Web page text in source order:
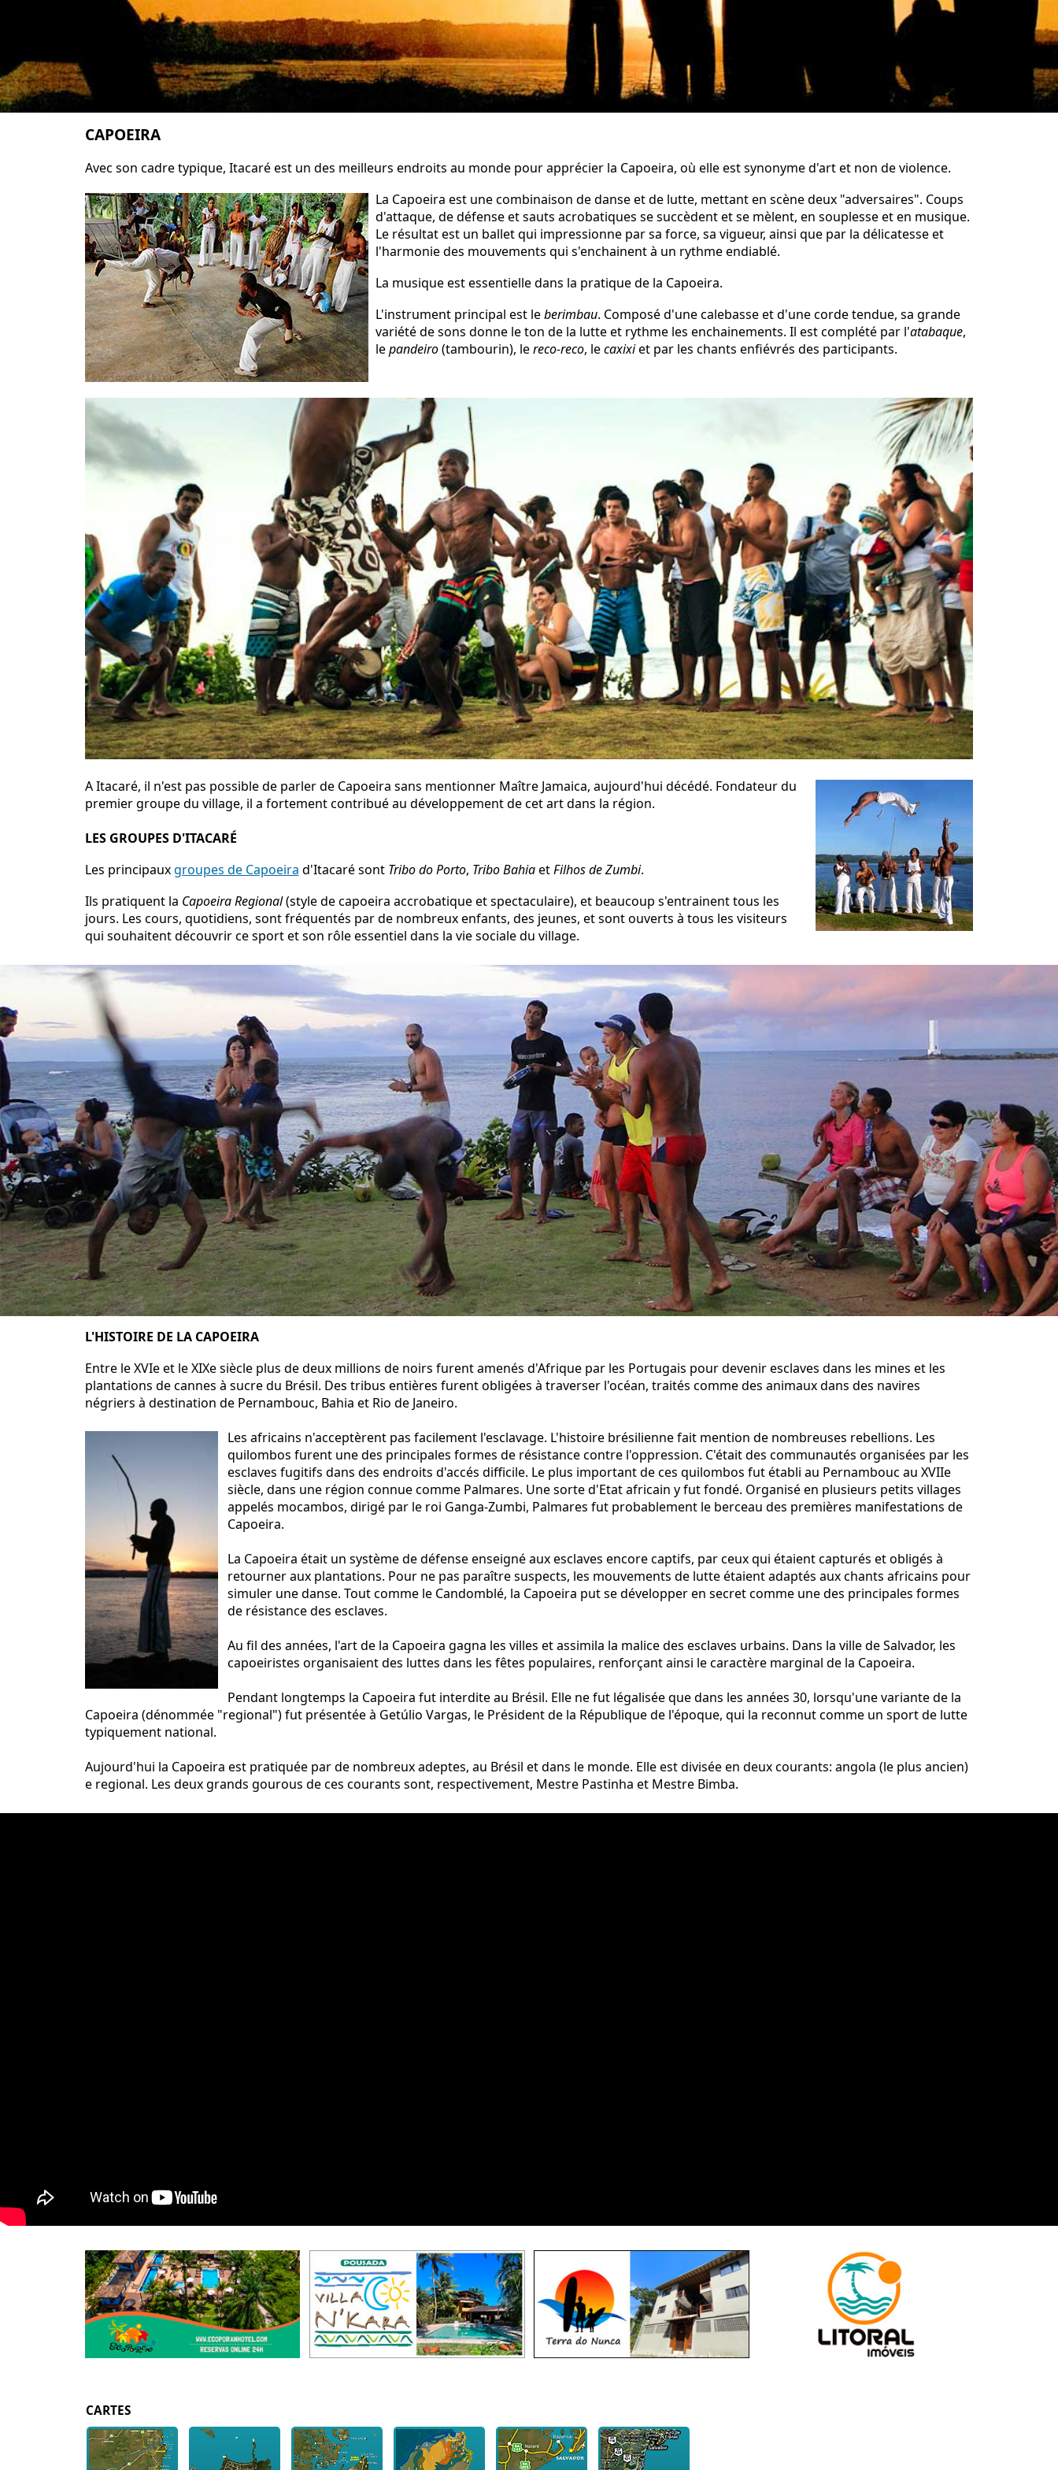
CAPOEIRA
Avec son cadre typique, Itacaré est un des meilleurs endroits au monde pour apprécier la Capoeira, où elle est synonyme d'art et non de violence.
La Capoeira est une combinaison de danse et de lutte, mettant en scène deux "adversaires". Coups
d'attaque, de défense et sauts acrobatiques se succèdent et se mèlent, en souplesse et en musique.
Le résultat est un ballet qui impressionne par sa force, sa vigueur, ainsi que par la délicatesse et
l'harmonie des mouvements qui s'enchainent à un rythme endiablé.
La musique est essentielle dans la pratique de la Capoeira.
L'instrument principal est leberimbau. Composé d'une calebasse et d'une corde tendue, sa grande
variété de sons donne le ton de la lutte et rythme les enchainements. Il est complété par l'atabaque,
lepandeiro(tambourin), lereco-reco, lecaxixiet par les chants enfiévrés des participants.
A Itacaré, il n'est pas possible de parler de Capoeira sans mentionner Maître Jamaica, aujourd'hui décédé. Fondateur du
premier groupe du village, il a fortement contribué au développement de cet art dans la région.
LES GROUPES D'ITACARÉ
Les principauxgroupes de Capoeira d'Itacaré sont Tribo do Porto, Tribo BahiaetFilhos de Zumbi.
Ils pratiquent la Capoeira Regional(style de capoeira accrobatique et spectaculaire), et beaucoup s'entrainent tous les
jours. Les cours, quotidiens, sont fréquentés par de nombreux enfants, des jeunes, et sont ouverts à tous les visiteurs
qui souhaitent découvrir ce sport et son rôle essentiel dans la vie sociale du village.
L'HISTOIRE DE LA CAPOEIRA
Entre le XVIe et le XIXe siècle plus de deux millions de noirs furent amenés d'Afrique par les Portugais pour devenir esclaves dans les mines et les
plantations de cannes à sucre du Brésil. Des tribus entières furent obligées à traverser l'océan, traités comme des animaux dans des navires
négriers à destination de Pernambouc, Bahia et Rio de Janeiro.
Les africains n'acceptèrent pas facilement l'esclavage. L'histoire brésilienne fait mention de nombreuses rebellions. Les
quilombos furent une des principales formes de résistance contre l'oppression. C'était des communautés organisées par les
esclaves fugitifs dans des endroits d'accés difficile. Le plus important de ces quilombos fut établi au Pernambouc au XVIIe
siècle, dans une région connue comme Palmares. Une sorte d'Etat africain y fut fondé. Organisé en plusieurs petits villages
appelés mocambos, dirigé par le roi Ganga-Zumbi, Palmares fut probablement le berceau des premières manifestations de
Capoeira.
La Capoeira était un système de défense enseigné aux esclaves encore captifs, par ceux qui étaient capturés et obligés à
retourner aux plantations. Pour ne pas paraître suspects, les mouvements de lutte étaient adaptés aux chants africains pour
simuler une danse. Tout comme le Candomblé, la Capoeira put se développer en secret comme une des principales formes
de résistance des esclaves.
Au fil des années, l'art de la Capoeira gagna les villes et assimila la malice des esclaves urbains. Dans la ville de Salvador, les
capoeiristes organisaient des luttes dans les fêtes populaires, renforçant ainsi le caractère marginal de la Capoeira.
Pendant longtemps la Capoeira fut interdite au Brésil. Elle ne fut légalisée que dans les années 30, lorsqu'une variante de la
Capoeira (dénommée "regional") fut présentée à Getúlio Vargas, le Président de la République de l'époque, qui la reconnut comme un sport de lutte
typiquement national.
Aujourd'hui la Capoeira est pratiquée par de nombreux adeptes, au Brésil et dans le monde. Elle est divisée en deux courants: angola (le plus ancien)
e regional. Les deux grands gourous de ces courants sont, respectivement, Mestre Pastinha et Mestre Bimba.
CARTES